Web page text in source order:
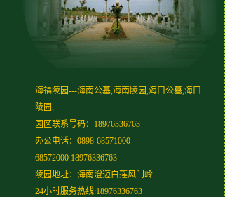
海福陵园---海南公墓,海南陵园,海口公墓,海口
陵园,
园区联系号码：18976336763
办公电话：0898-68571000
68572000 18976336763
陵园地址：海南澄迈白莲风门岭
24小时服务热线:18976336763